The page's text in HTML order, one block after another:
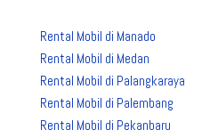
Rental Mobil di Manado
Rental Mobil di Medan
Rental Mobil di Palangkaraya
Rental Mobil di Palembang
Rental Mobil di Pekanbaru